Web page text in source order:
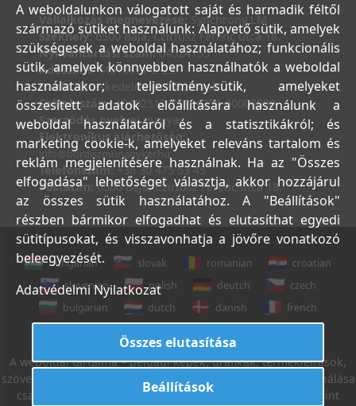
Vállalkozás megnevezése: Synchrony LM
Székhely:6500 Baja, Czirfusz Ferenc utca 18.
Nyilvántartási szám:04524155
Adószám:44018371-2-23
Bank:Kereskedelmi és Hitelbank
Számlaszám:10402513-25154254-00000000
Szerződés nyelve:magyar
Elektronikus elérhetőség:
info@bordiszmunagyker.hu
Telefonszám: +36 30 475 53 45
Postacím:6500 Baja, Czirfusz Ferenc utca 18.
hungarian slovak romanian
croatian
slovenian
polish deutch
czech
bulgarian
dutch danish
french
A weboldal tartalma – például képek, grafikák, termékleírások,
szövegek, stb. – Leveleki Miklós E.V. tulajdona, azok felhasználása
csak az Általános Szerződési Feltételek 18. sz. pontja szerint
A weboldalunkon válogatott saját és harmadik féltől
származó sütiket használunk: Alapvető sütik, amelyek
szükségesek a weboldal használatához; funkcionális
sütik, amelyek könnyebben használhatók a weboldal
használatakor; teljesítmény-sütik, amelyeket
összesített adatok előállítására használunk a
weboldal használatáról és a statisztikákról; és
marketing cookie-k, amelyeket releváns tartalom és
reklám megjelenítésére használnak. Ha az "Összes
elfogadása" lehetőséget választja, akkor hozzájárul
az összes sütik használatához. A "Beállítások"
részben bármikor elfogadhat és elutasíthat egyedi
sütitípusokat, és visszavonhatja a jövőre vonatkozó
beleegyezését.
Adatvédelmi Nyilatkozat
Összes elutasítása
Beállítások